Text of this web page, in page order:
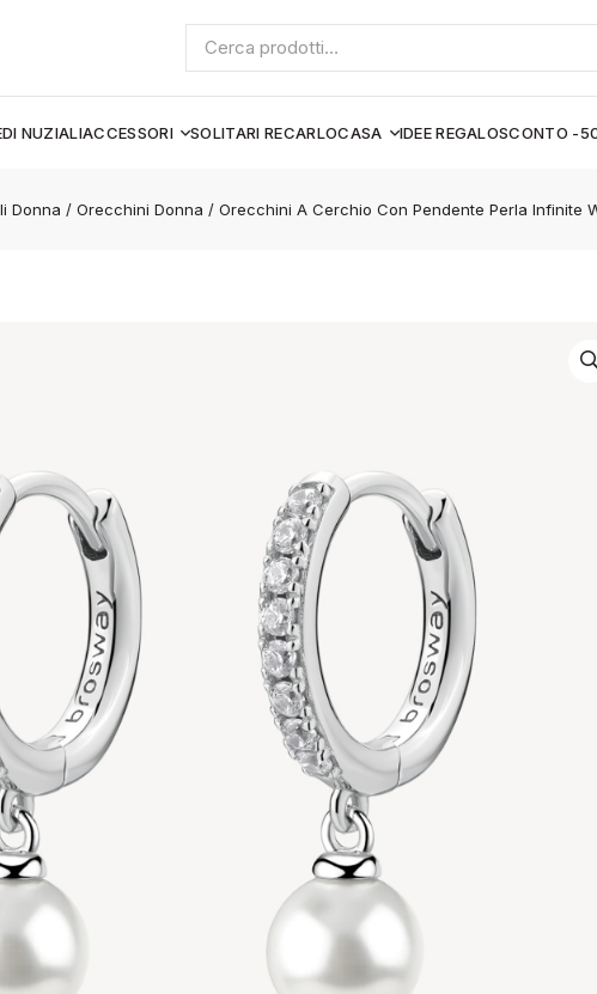
Cerca:
NUZIALIACCESSORI SOLITARI RECARLOCASA IDEE REGALOSCONTO -
Donna / Orecchini Donna / Orecchini A Cerchio Con Pendente Perla Infinite